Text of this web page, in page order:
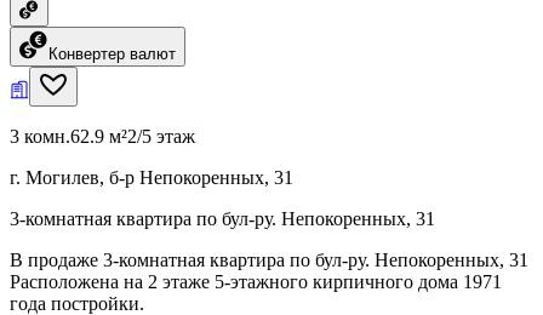
Конвертер валют
3 комн.62.9 м²2/5 этаж
г. Могилев, б-р Непокоренных, 31
3-комнатная квартира по бул-ру. Непокоренных, 31
В продаже 3-комнатная квартира по бул-ру. Непокоренных, 31
Расположена на 2 этаже 5-этажного кирпичного дома 1971
года постройки.